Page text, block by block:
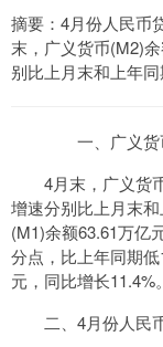
摘要：4月份人民币
末，广义货币(M2)
别比上月末和上年同
一、广义货
4月末，广义货
增速分别比上月末
(M1)余额63.61万亿
分点，比上年同期
元，同比增长11.4%
二、4月份人民